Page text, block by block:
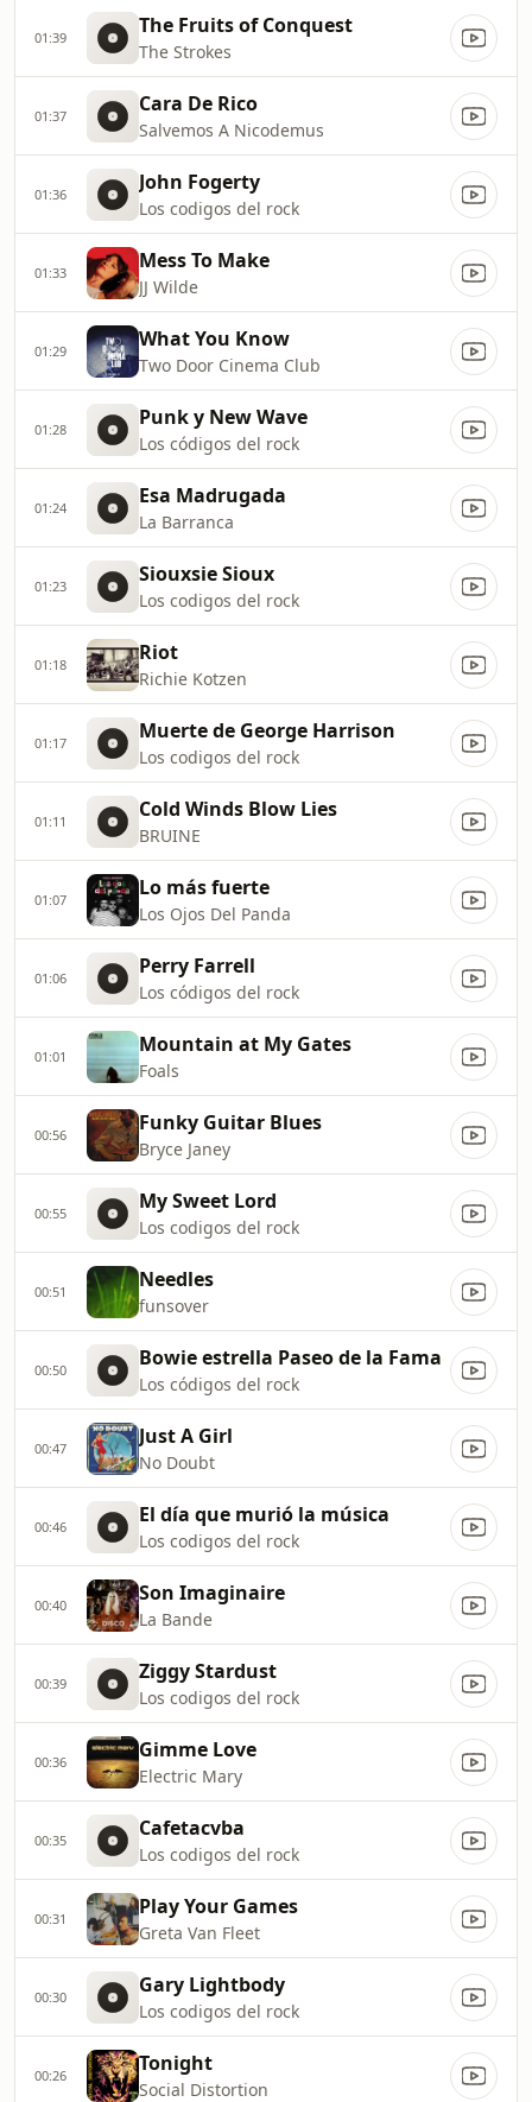
01:39 The Fruits of Conquest
The Strokes
01:37 Cara De Rico
Salvemos A Nicodemus
01:36 John Fogerty
Los codigos del rock
01:33 Mess To Make
JJ Wilde
01:29 What You Know
Two Door Cinema Club
01:28 Punk y New Wave
Los códigos del rock
01:24 Esa Madrugada
La Barranca
01:23 Siouxsie Sioux
Los codigos del rock
01:18 Riot
Richie Kotzen
01:17 Muerte de George Harrison
Los codigos del rock
01:11 Cold Winds Blow Lies
BRUINE
01:07 Lo más fuerte
Los Ojos Del Panda
01:06 Perry Farrell
Los códigos del rock
01:01 Mountain at My Gates
Foals
00:56 Funky Guitar Blues
Bryce Janey
00:55 My Sweet Lord
Los codigos del rock
00:51 Needles
funsover
00:50 Bowie estrella Paseo de la Fama
Los códigos del rock
00:47 Just A Girl
No Doubt
00:46 El día que murió la música
Los codigos del rock
00:40 Son Imaginaire
La Bande
00:39 Ziggy Stardust
Los codigos del rock
00:36 Gimme Love
Electric Mary
00:35 Cafetacvba
Los codigos del rock
00:31 Play Your Games
Greta Van Fleet
00:30 Gary Lightbody
Los codigos del rock
00:26 Tonight
Social Distortion